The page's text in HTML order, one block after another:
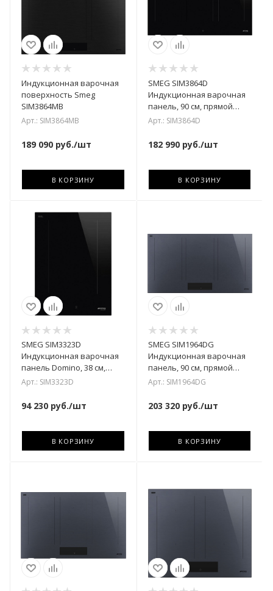
Индукционная варочная
поверхность Smeg
SIM3864MB
Арт.: SIM3864MB
189 090 руб./шт
В КОРЗИНУ
SMEG SIM3864D
Индукционная варочная
панель, 90 см, прямой
край
Арт.: SIM3864D
182 990руб./шт
В КОРЗИНУ
SMEG SIM3323D
Индукционная варочная
панель Domino, 38 см,
прямой край
Арт.: SIM3323D
94 230 руб./шт
В КОРЗИНУ
SMEG SIM1964DG
Индукционная варочная
панель, 90 см, прямой
край
Арт.: SIM1964DG
203 320руб./шт
В КОРЗИНУ